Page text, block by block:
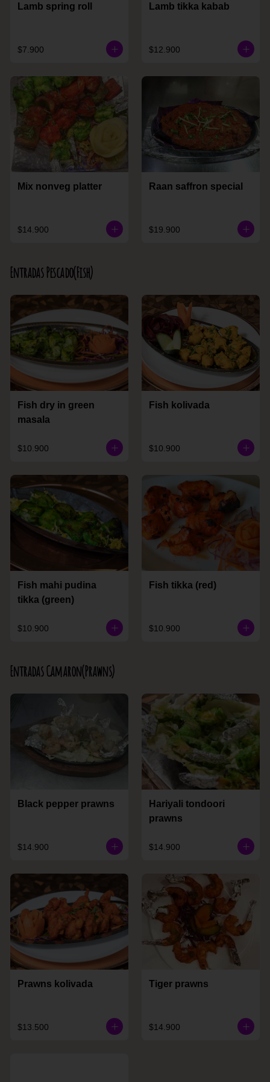
Lamb spring roll
$7.900
Lamb tikka kabab
$12.900
Mix nonveg platter
$14.900
Raan saffron special
$19.900
Entradas Pescado(Fish)
Fish dry in green
masala
$10.900
Fish kolivada
$10.900
Fish mahi pudina
tikka (green)
$10.900
Fish tikka (red)
$10.900
Entradas Camaron(Prawns)
Black pepper prawns
$14.900
Hariyali tondoori
prawns
$14.900
Prawns kolivada
$13.500
Tiger prawns
$14.900